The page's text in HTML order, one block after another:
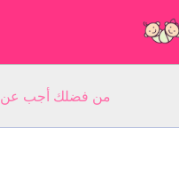
من فضلك أجب عن 5 أسئلة عن اسمك الأول: اسمك هو: